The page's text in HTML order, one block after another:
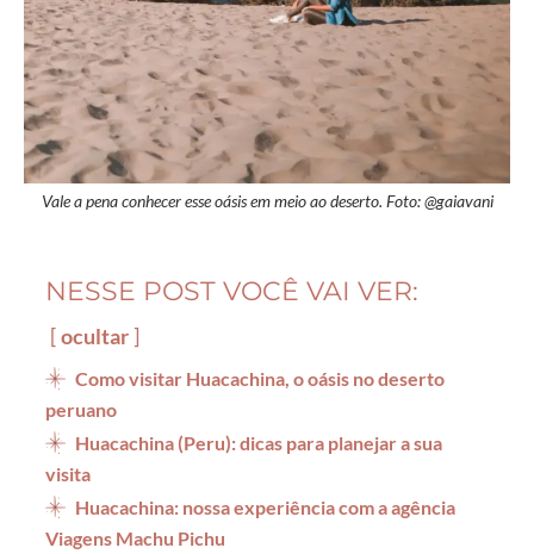
Vale a pena conhecer esse oásis em meio ao deserto. Foto: @gaiavani
NESSE POST VOCÊ VAI VER:
ocultar
Como visitar Huacachina, o oásis no deserto
peruano
Huacachina (Peru): dicas para planejar a sua
visita
Huacachina: nossa experiência com a agência
Viagens Machu Pichu